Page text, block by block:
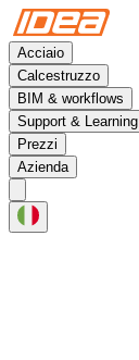
Acciaio
Calcestruzzo
BIM & workflows
Support & Learning
Prezzi
Azienda